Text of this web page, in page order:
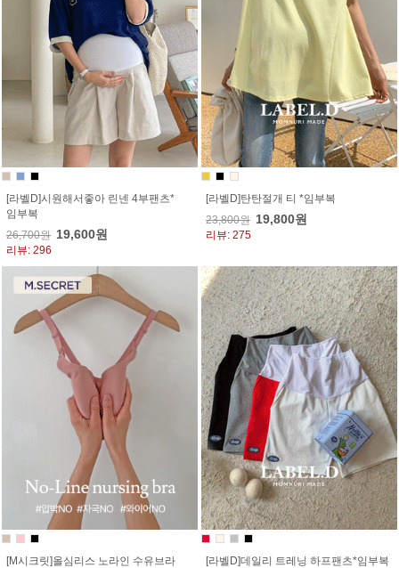
[라벨D]시원해서좋아 린넨 4부팬츠*
임부복
26,700원 19,600원
리뷰: 296
[라벨D]탄탄절개 티 *임부복
23,800원 19,800원
리뷰: 275
[M시크릿]올심리스 노라인 수유브라
[라벨D]데일리 트레닝 하프팬츠*임부복